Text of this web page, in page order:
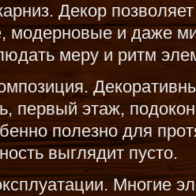
Декор
модерновые и даже
меру и ритм
первый этаж,
полезно для
выглядит пусто.
Многие